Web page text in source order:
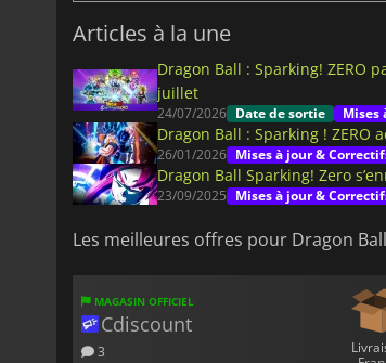
Articles à la une
Dragon Ball : Sparking! ZERO
juillet
24/07/2026 Date de sortie Mises
Dragon Ball : Sparking ! ZERO
26/01/2026 Mises à jour &
Dragon Ball Sparking! Zero
23/09/2025 Mises à jour &
Les meilleures offres pour Dragon
MAGASIN OFFICIEL
Cdiscount
3